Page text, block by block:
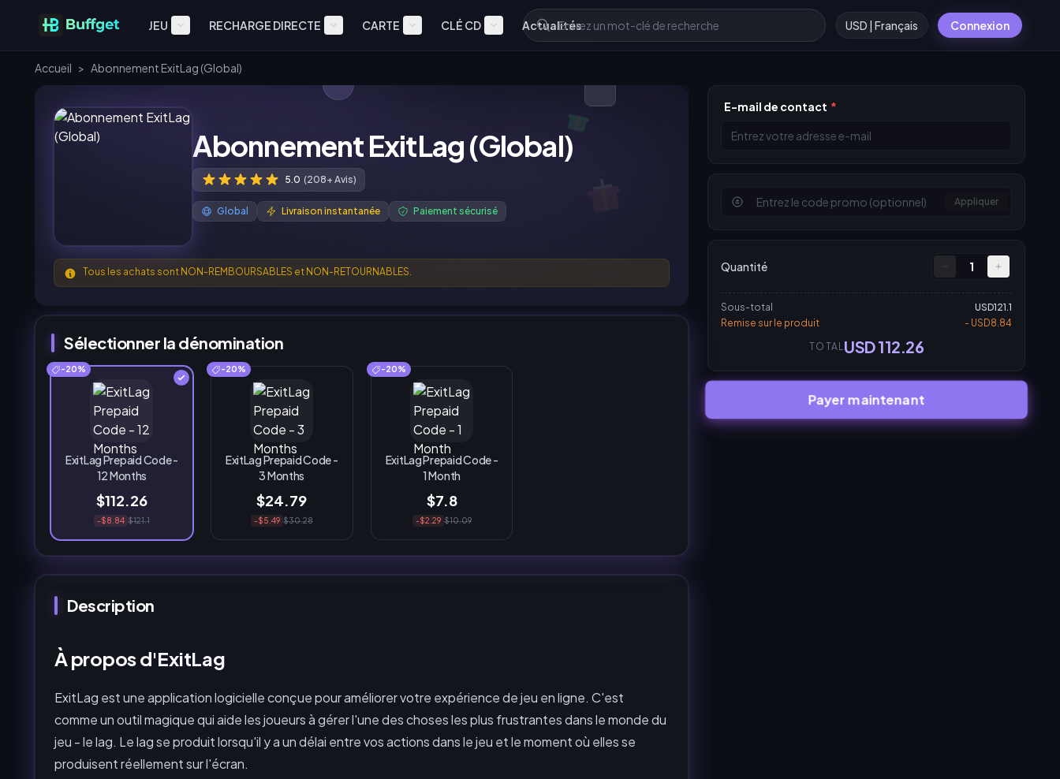
JEU RECHARGE DIRECTE CARTE CLÉ CD Actualités USD | Français Connexion
Accueil > Abonnement ExitLag (Global)
Abonnement ExitLag (Global)
5.0 (208+ Avis)
Global Livraison instantanée Paiement sécurisé
Tous les achats sont NON-REMBOURSABLES et NON-RETOURNABLES.
Sélectionner la dénomination
-20%
ExitLag Prepaid Code -
12 Months
$112.26
-$8.84 $121.1
-20%
ExitLag Prepaid Code -
3 Months
$24.79
-$5.49 $30.28
-20%
ExitLag Prepaid Code -
1 Month
$7.8
-$2.29 $10.09
E-mail de contact *
Appliquer
Quantité 1
Sous-total
USD121.1
Remise sur le produit
- USD8.84
TOTALUSD 112.26
Payer maintenant
Description
À propos d'ExitLag
ExitLag est une application logicielle conçue pour améliorer votre expérience de jeu en ligne. C'est
comme un outil magique qui aide les joueurs à gérer l'une des choses les plus frustrantes dans le monde du
jeu - le lag. Le lag se produit lorsqu'il y a un délai entre vos actions dans le jeu et le moment où elles se
produisent réellement sur l'écran.